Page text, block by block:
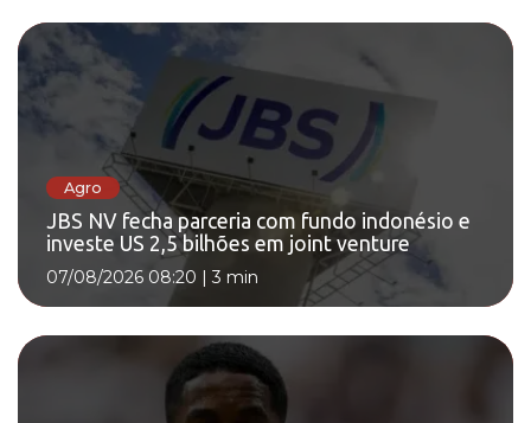
Agro
JBS NV fecha parceria com fundo indonésio e
investe US 2,5 bilhões em joint venture
07/08/2026 08:20 |3 min